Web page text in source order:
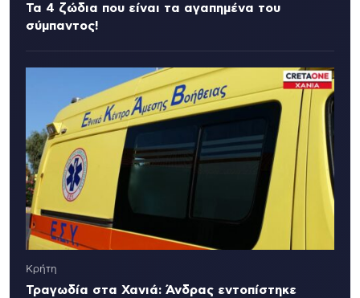
Τα 4 ζώδια που είναι τα αγαπημένα του
σύμπαντος!
Κρήτη
Τραγωδία στα Χανιά: Άνδρας εντοπίστηκε